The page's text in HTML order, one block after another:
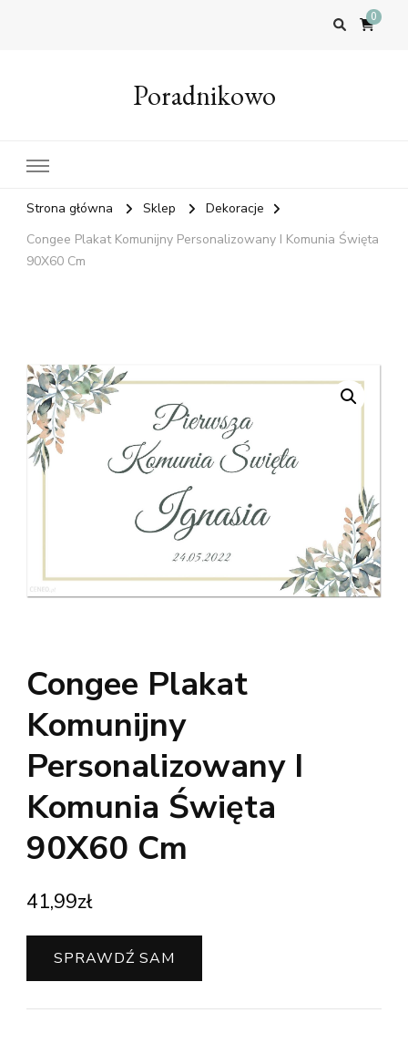
0
Poradnikowo
Strona główna Sklep
Dekoracje
Congee Plakat Komunijny Personalizowany I Komunia Święta
90X60 Cm
Congee Plakat
Komunijny
Personalizowany I
Komunia Święta
90X60 Cm
41,99zł
SPRAWDŹ SAM